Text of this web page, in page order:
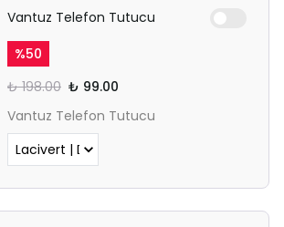
Vantuz Telefon Tutucu
%50
₺ 198.00 ₺ 99.00
Vantuz Telefon Tutucu